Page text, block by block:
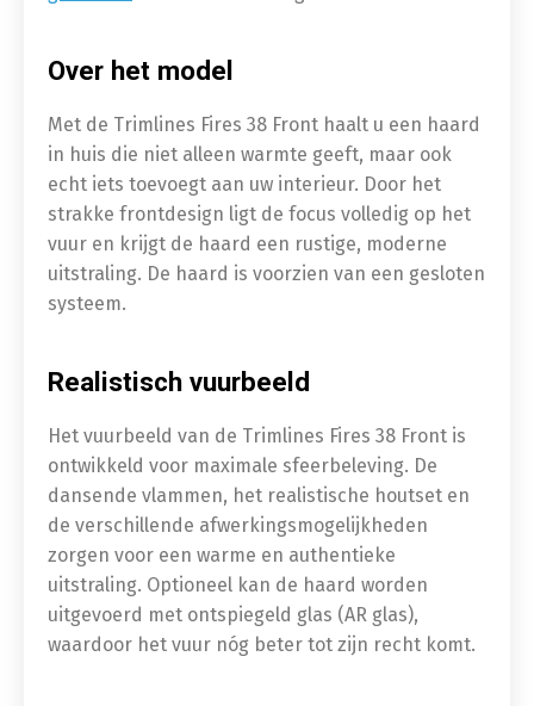
Over het model
Met de Trimlines Fires 38 Front haalt u een haard
in huis die niet alleen warmte geeft, maar ook
echt iets toevoegt aan uw interieur. Door het
strakke frontdesign ligt de focus volledig op het
vuur en krijgt de haard een rustige, moderne
uitstraling. De haard is voorzien van een gesloten
systeem.
Realistisch vuurbeeld
Het vuurbeeld van de Trimlines Fires 38 Front is
ontwikkeld voor maximale sfeerbeleving. De
dansende vlammen, het realistische houtset en
de verschillende afwerkingsmogelijkheden
zorgen voor een warme en authentieke
uitstraling. Optioneel kan de haard worden
uitgevoerd met ontspiegeld glas (AR glas),
waardoor het vuur nóg beter tot zijn recht komt.